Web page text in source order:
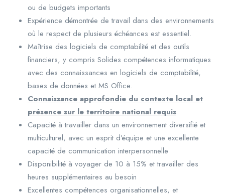
ou de budgets importants
Expérience démontrée de travail dans des environnements
où le respect de plusieurs échéances est essentiel.
Maîtrise des logiciels de comptabilité et des outils
financiers, y compris Solides compétences informatiques
avec des connaissances en logiciels de comptabilité,
bases de données et MS Office.
Connaissance approfondie du contexte local et
présence sur le territoire national requis
Capacité à travailler dans un environnement diversifié et
multiculturel, avec un esprit d’équipe et une excellente
capacité de communication interpersonnelle
Disponibilité à voyager de 10 à 15% et travailler des
heures supplémentaires au besoin
Excellentes compétences organisationnelles, et